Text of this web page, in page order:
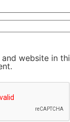
and website in